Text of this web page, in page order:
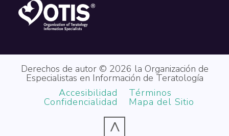
Derechos de autor © 2026 la Organización de
Especialistas en Información de Teratología
Accesibilidad
Términos
Confidencialidad Mapa del Sitio
^